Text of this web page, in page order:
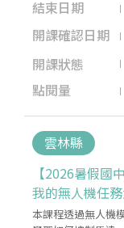
結束日期
開課確認日期
開課狀態
點閱量
雲林縣
【2026暑假國
我的無人機任
本課程透過無人機